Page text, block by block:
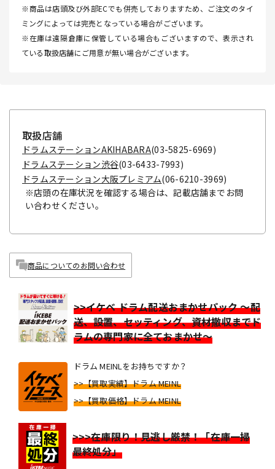
※商品は店頭及び外部ECでも併売しておりますため、ご注文のタイ
ミングによっては完売となっている場合がございます。
※在庫は遠隔倉庫に保管している場合もございますので、表示され
ている取扱店舗にご用意が無い場合がございます。
取扱店舗
ドラムステーションAKIHABARA(03-5825-6969)
ドラムステーション渋谷(03-6433-7993)
ドラムステーション大阪プレミアム(06-6210-3969)
※店頭の在庫状況を確認する場合は、記載店舗までお問
い合わせください。
商品についてのお問い合わせ
>>イケベ ドラム配送おまかせパック ～配
送、設置、セッティング、資材撤収までド
ラムの専門家に全ておまかせ～
ドラム MEINLをお持ちですか？
>>【買取実績】ドラム MEINL
>>【買取価格】ドラム MEINL
>>>在庫限り！見逃し厳禁！「在庫一掃
最終処分」